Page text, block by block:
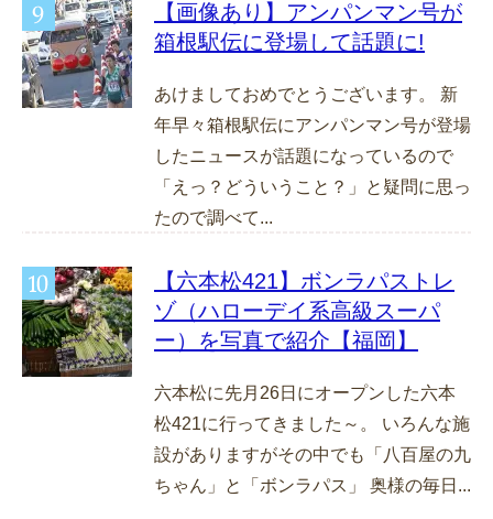
【画像あり】アンパンマン号が
箱根駅伝に登場して話題に!
あけましておめでとうございます。 新
年早々箱根駅伝にアンパンマン号が登場
したニュースが話題になっているので
「えっ？どういうこと？」と疑問に思っ
たので調べて...
【六本松421】ボンラパストレ
ゾ（ハローデイ系高級スーパ
ー）を写真で紹介【福岡】
六本松に先月26日にオープンした六本
松421に行ってきました～。 いろんな施
設がありますがその中でも「八百屋の九
ちゃん」と「ボンラパス」 奥様の毎日...